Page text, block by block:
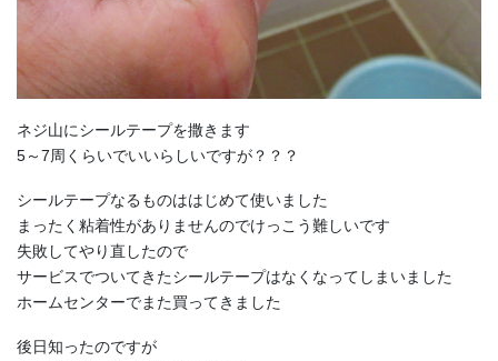
ネジ山にシールテープを撒きます
5～7周くらいでいいらしいですが？？？
シールテープなるものははじめて使いました
まったく粘着性がありませんのでけっこう難しいです
失敗してやり直したので
サービスでついてきたシールテープはなくなってしまいました
ホームセンターでまた買ってきました
後日知ったのですが